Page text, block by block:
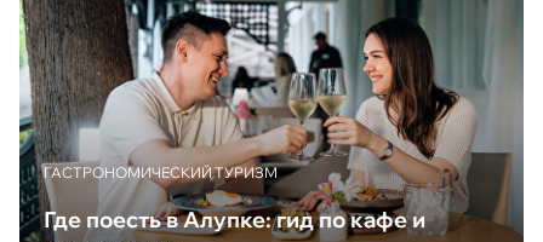
ГАСТРОНОМИЧЕСКИЙ ТУРИЗМ
Где поесть в Алупке: гид по кафе и